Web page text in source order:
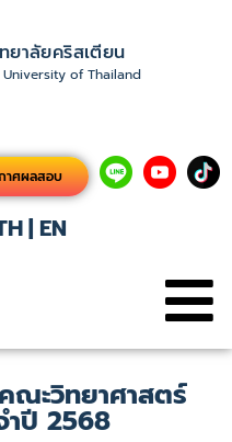
ยาลัยคริสเตียน
of Thailand
าศผลสอบ
| EN
ณะวิทยาศาสตร์
ำปี 2568